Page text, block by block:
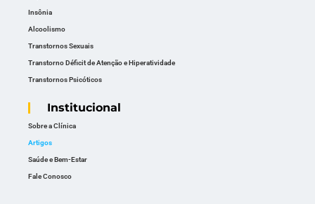
Insônia
Alcoolismo
Transtornos Sexuais
Transtorno Déficit de Atenção e Hiperatividade
Transtornos Psicóticos
Institucional
Sobre a Clínica
Artigos
Saúde e Bem-Estar
Fale Conosco